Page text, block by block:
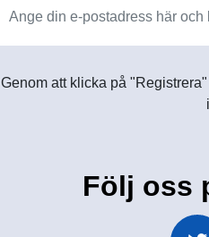
Genom att klicka på
Följ oss